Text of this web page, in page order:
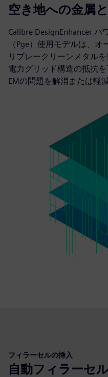
空き地への金属
Calibre DesignEnhancer
（Pge）使用モデルは、
リブレークリーンメタル
電力グリッド構造の抵抗
EMの問題を解消または軽
フィラーセルの挿入
自動フィラーセ